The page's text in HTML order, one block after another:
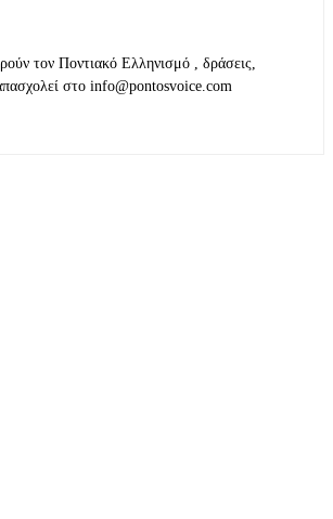
τον Ποντιακό Ελληνισμό , δράσεις,
στο info@pontosvoice.com